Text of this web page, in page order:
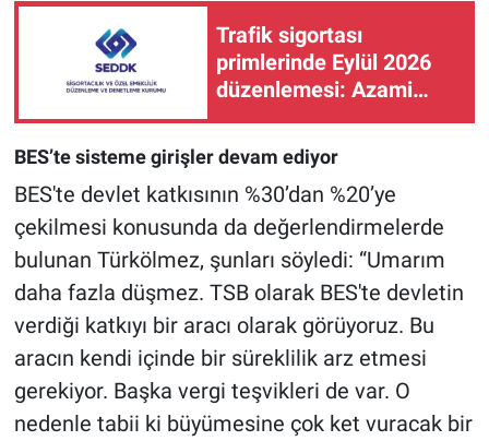
Trafik sigortası
primlerinde Eylül 2026
düzenlemesi: Azami
primlere yüzde 1,75 artış
BES’te sisteme girişler devam ediyor
BES'te devlet katkısının %30’dan %20’ye
çekilmesi ko­nusunda da değerlendirmeler­de
bulunan Türkölmez, şunla­rı söyledi: “Umarım
daha faz­la düşmez. TSB olarak BES'te devletin
verdiği katkıyı bir ara­cı olarak görüyoruz. Bu
aracın kendi içinde bir süreklilik arz etmesi
gerekiyor. Başka vergi teşvikleri de var. O
nedenle ta­bii ki büyümesine çok ket vura­cak bir